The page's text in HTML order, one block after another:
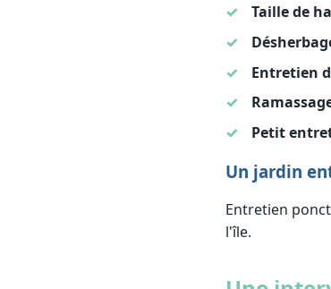
Taille de
Entretien
Petit
Un jardin
Entretien
l'île.